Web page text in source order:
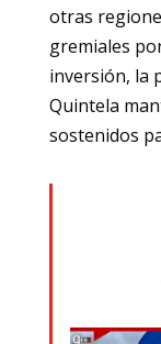
otras
gremiales
inversión, la
Quintela
sostenidos